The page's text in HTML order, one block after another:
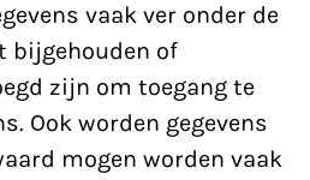
vaak ver onder de
bijgehouden of
zijn om toegang te
Ook worden gegevens
mogen worden vaak